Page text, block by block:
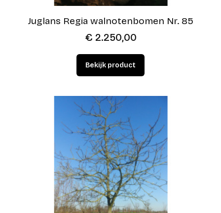
Juglans Regia walnotenbomen Nr. 85
€ 2.250,00